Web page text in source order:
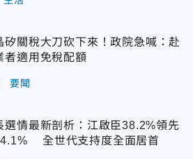
矽關稅大刀砍下來！政院急喊：赴
者適用免稅配額
要聞
選情最新剖析：江啟臣38.2%領先
全世代支持度全面居首